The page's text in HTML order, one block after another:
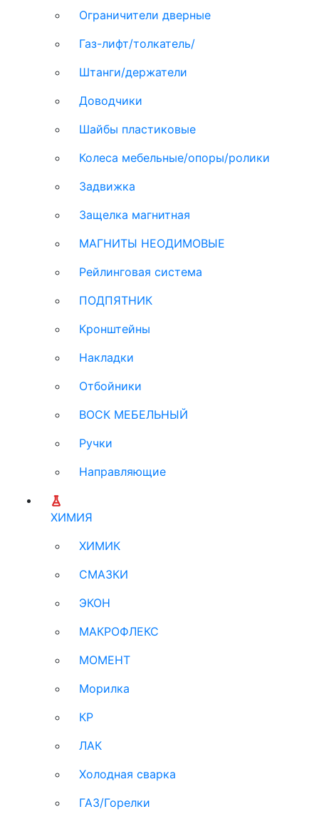
Ограничители дверные
Газ-лифт/толкатель/
Штанги/держатели
Доводчики
Шайбы пластиковые
Колеса мебельные/опоры/ролики
Задвижка
Защелка магнитная
МАГНИТЫ НЕОДИМОВЫЕ
Рейлинговая система
ПОДПЯТНИК
Кронштейны
Накладки
Отбойники
ВОСК МЕБЕЛЬНЫЙ
Ручки
Направляющие
ХИМИЯ
ХИМИК
СМАЗКИ
ЭКОН
МАКРОФЛЕКС
МОМЕНТ
Морилка
КР
ЛАК
Холодная сварка
ГАЗ/Горелки